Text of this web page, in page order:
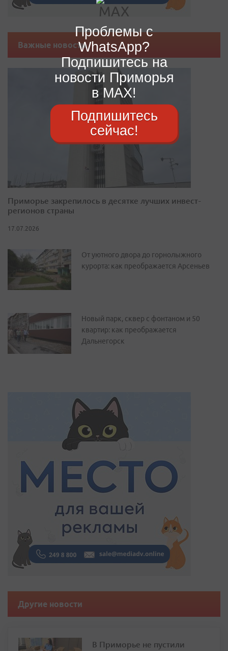
Важные новости
Приморье закрепилось в десятке лучших инвест-
регионов страны
17.07.2026
От уютного двора до горнолыжного
курорта: как преображается Арсеньев
Новый парк, сквер с фонтаном и 50
квартир: как преображается
Дальнегорск
Другие новости
В Приморье не пустили
Проблемы с
WhatsApp?
Подпишитесь на
новости Приморья
в MAX!
Подпишитесь
сейчас!